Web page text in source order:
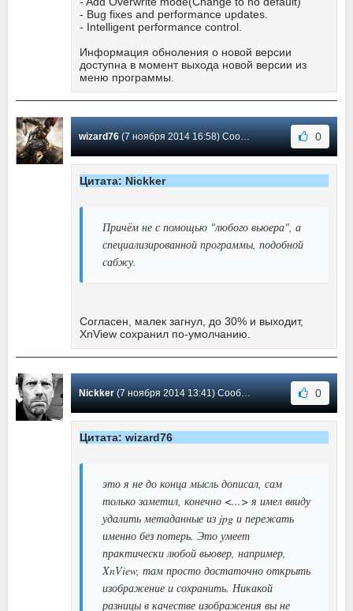
- Bug fixes and performance updates.
- Intelligent performance control.
Информация обноления о новой версии
доступна в момент выхода новой версии из
меню программы.
wizard76(7 ноября 2014 16:58) Сообщение #7 0
Цитата: Nickker
Причём не с помощью "любого вьюера", а
специализированной программы, подобной
сабжу.
Согласен, малек загнул, до 30% и выходит,
XnView сохранил по-умолчанию.
Nickker(7 ноября 2014 13:41) Сообщение #6 0
Цитата: wizard76
это я не до конца мысль дописал, сам
только заметил, конечно <...> я имел ввиду
удалить метаданные из jpg и пережать
именно без потерь. Это умеет
практически любой вьювер, например,
XnView, там просто достаточно открыть
изображение и сохранить. Никакой
разницы в качестве изображения вы не